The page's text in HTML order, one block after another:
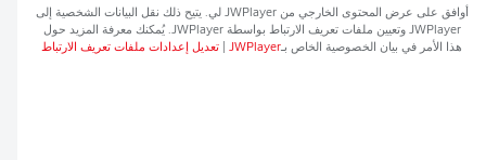
أوافق على عرض المحتوى الخارجي منJWPlayer لي. يتيح ذلك نقل البيانات الشخصية إلى
JWPlayer وتعيين ملفات تعريف الارتباط بواسطةJWPlayer. يُمكنك معرفة المزيد حول
هذا الأمر في بيان الخصوصية الخاص بـJWPlayer تعديل إعدادات ملفات تعريف الارتباط